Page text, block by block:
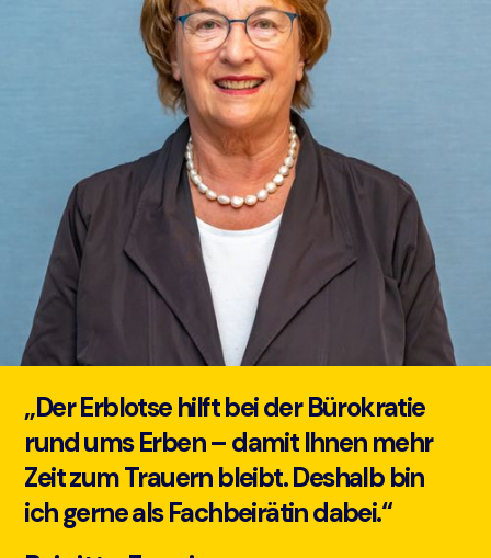
„Der Erblotse hilft bei der Bürokratie
rund ums Erben – damit Ihnen mehr
Zeit zum Trauern bleibt. Deshalb bin
ich gerne als Fachbeirätin dabei.“